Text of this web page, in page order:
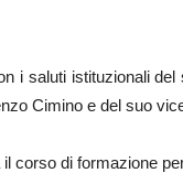
i saluti istituzionali
Cimino e del suo
corso di formazione